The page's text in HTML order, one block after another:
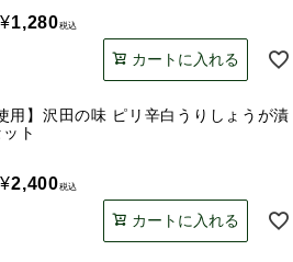
¥1,280税込
カートに入れる
用】沢田の味 ピリ辛白うりしょうが漬
ト
¥2,400税込
カートに入れる